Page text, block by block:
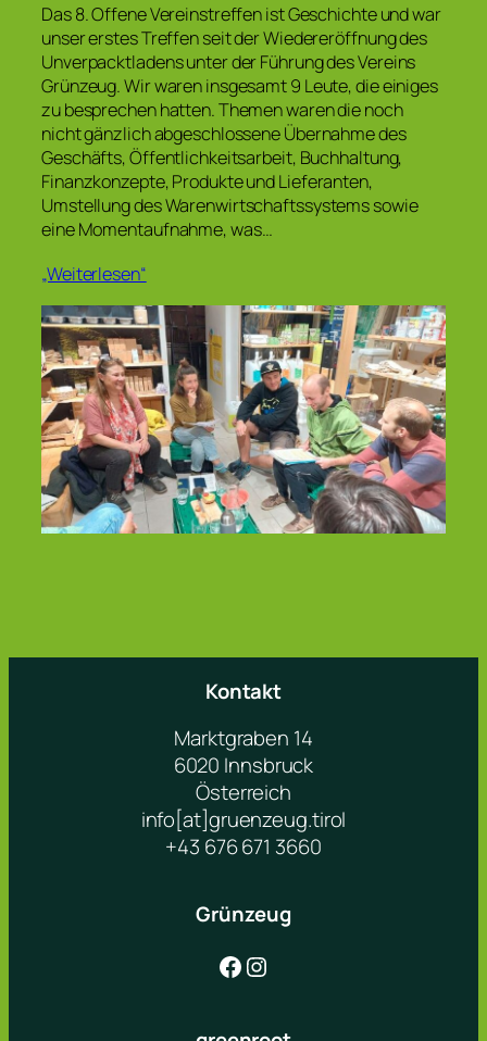
Das 8. Offene Vereinstreffen ist Geschichte und war
unser erstes Treffen seit der Wiedereröffnung des
Unverpacktladens unter der Führung des Vereins
Grünzeug. Wir waren insgesamt 9 Leute, die einiges
zu besprechen hatten. Themen waren die noch
nicht gänzlich abgeschlossene Übernahme des
Geschäfts, Öffentlichkeitsarbeit, Buchhaltung,
Finanzkonzepte, Produkte und Lieferanten,
Umstellung des Warenwirtschaftssystems sowie
eine Momentaufnahme, was…
„Weiterlesen“
Kontakt
Marktgraben 14
6020 Innsbruck
Österreich
info[at]gruenzeug.tirol
+43 676 671 3660
Grünzeug
Facebook Instagram